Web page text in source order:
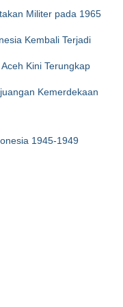
Militer pada 1965
Kembali Terjadi
Kini Terungkap
Kemerdekaan
1945-1949